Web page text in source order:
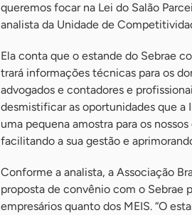
queremos focar na Lei do Salão
analista da Unidade de
Ela conta que o estande do Sebrae
trará informações técnicas para os
advogados e contadores e
desmistificar as oportunidades que a
uma pequena amostra para os
facilitando a sua gestão e
Conforme a analista, a Associação
proposta de convênio com o Sebrae
empresários quanto dos MEIS. “O